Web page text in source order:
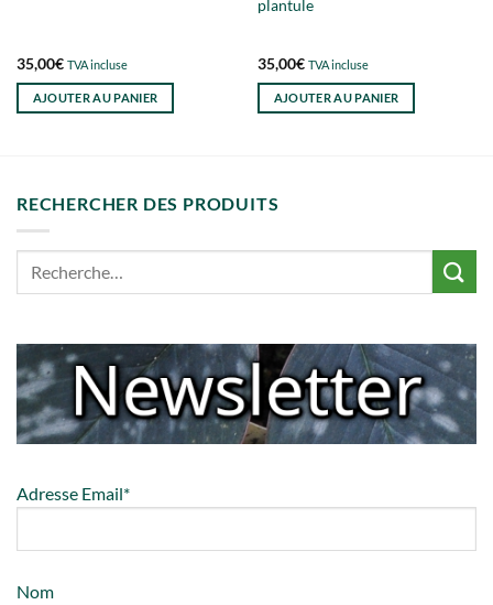
35,00€ TVA incluse
AJOUTER AU PANIER
plantule
35,00€ TVA incluse
AJOUTER AU PANIER
RECHERCHER DES PRODUITS
Adresse Email*
Nom